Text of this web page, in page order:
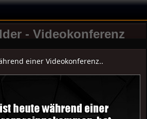
- Videokonferenz
einer Videokonferenz..